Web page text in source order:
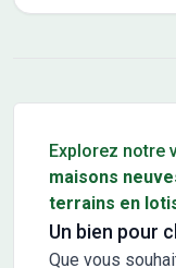
Explorez notre
maisons
terrains en
Un bien pour
Que vous